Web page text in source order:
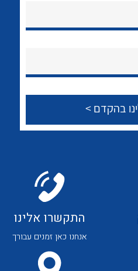
לכל מוצרי היצרן
לכל מוצרי היצרן
התקשרו אלינו
אנחנו כאן זמנים עבורך